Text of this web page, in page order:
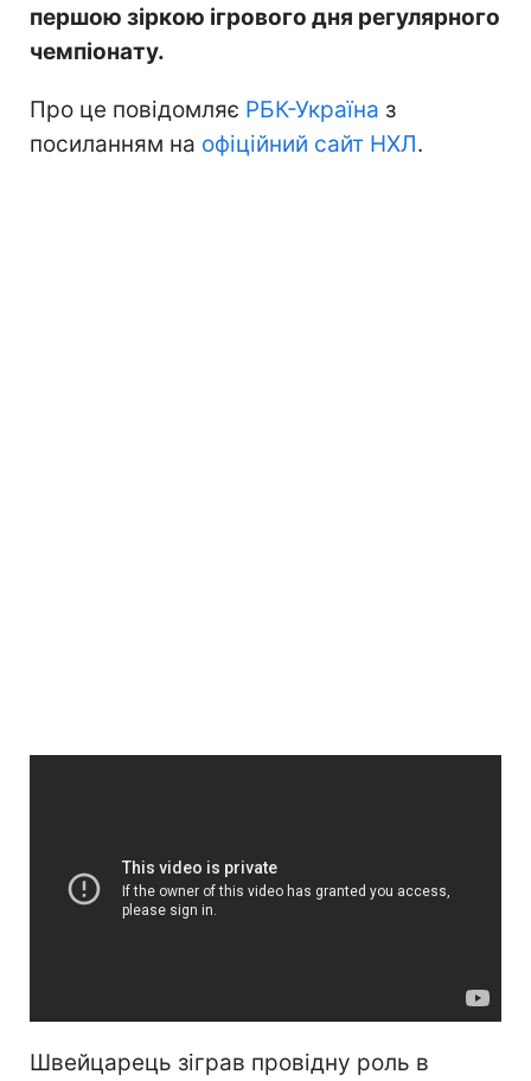
першою зіркою ігрового дня регулярного
чемпіонату.
Про це повідомляє РБК-Україна з
посиланням на офіційний сайт НХЛ.
Швейцарець зіграв провідну роль в